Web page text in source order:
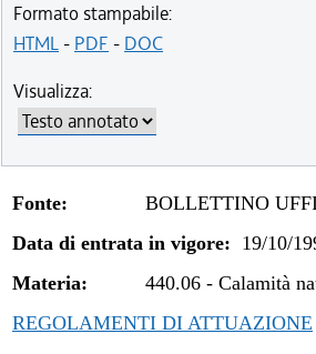
Formato stampabile:
HTML- PDF - DOC
Visualizza:
Fonte:
BOLLETTINO
Data di entrata in vigore: 19/10/
Materia:
440.06 -Calamità
REGOLAMENTI DI ATTUAZIONE